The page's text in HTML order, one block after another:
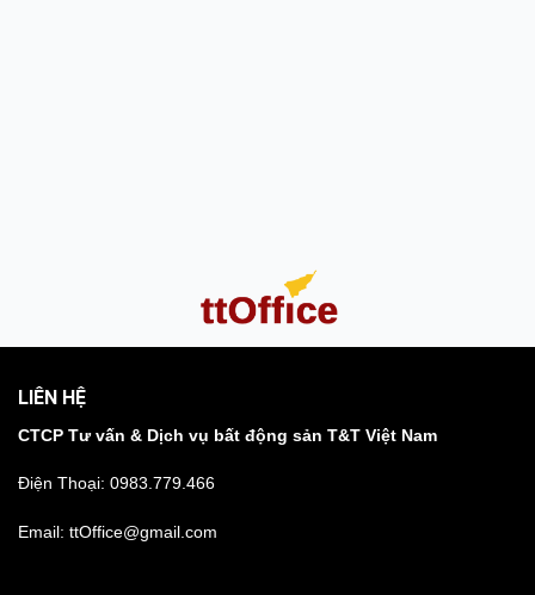
LIÊN HỆ
CTCP Tư vấn & Dịch vụ bất động sản T&T Việt Nam
Điện Thoại: 0983.779.466
Email: ttOffice@gmail.com